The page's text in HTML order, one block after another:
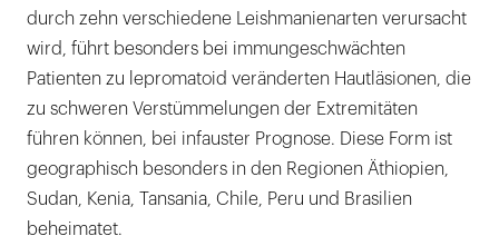
durch zehn verschiedene Leishmanienarten verursacht
wird, führt besonders bei immungeschwächten
Patienten zu lepromatoid veränderten Hautläsionen, die
zu schweren Verstümmelungen der Extremitäten
führen können, bei infauster Prognose. Diese Form ist
geographisch besonders in den Regionen Äthiopien,
Sudan, Kenia, Tansania, Chile, Peru und Brasilien
beheimatet.